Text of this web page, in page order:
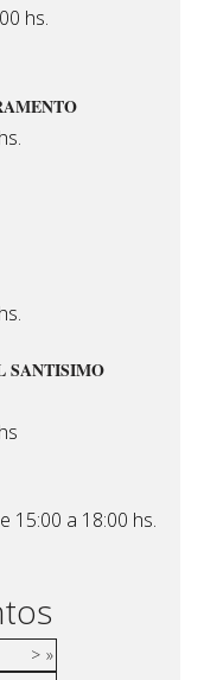
hs.
SANTISIMO
15:00 a 18:00 hs.
> »